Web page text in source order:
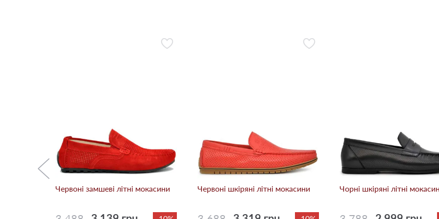
Червоні замшеві літні мокасини Червоні шкіряні літні мокасини Чорні шкіряні літні